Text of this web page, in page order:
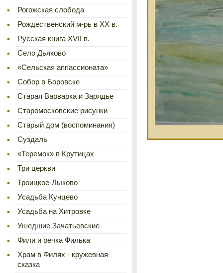
Рогожская слобода
Рождественский м-рь в ХХ в.
Русская книга XVII в.
Село Дьяково
«Сельская аппассионата»
Cобор в Боровске
Старая Варварка и Зарядье
Старомосковские рисунки
Старый дом (воспоминания)
Суздаль
«Теремок» в Крутицах
Три церкви
Троицкое-Лыково
Усадьба Кунцево
Усадьба на Хитровке
Ушедшие Зачатьевские
Фили и речка Филька
Храм в Филях - кружевная
сказка